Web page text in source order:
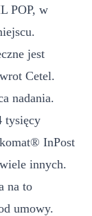
POP, w
jest
Cetel.
nadania.
tysięcy
InPost
innych.
na to
umowy.